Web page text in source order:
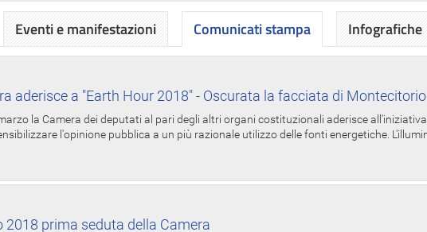
Eventi e manifestazioni Comunicati stampa
aderisce a "Earth Hour 2018" - Oscurata la facciata di Montecitorio
la Camera dei deputati al pari degli altri organi costituzionali aderisce
l'opinione pubblica a un più razionale utilizzo delle fonti energetiche.
2018 prima seduta della Camera
Infografiche